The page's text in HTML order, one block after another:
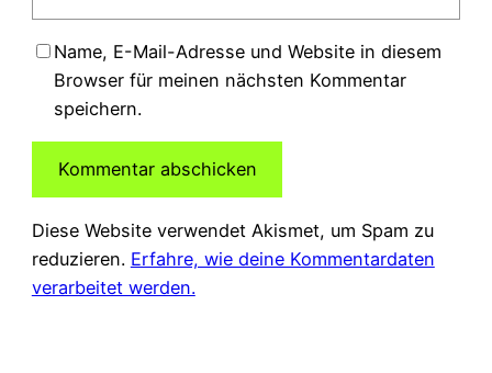
Name, E-Mail-Adresse und Website in diesem
Browser für meinen nächsten Kommentar
speichern.
Diese Website verwendet Akismet, um Spam zu
reduzieren. Erfahre, wie deine Kommentardaten
verarbeitet werden.